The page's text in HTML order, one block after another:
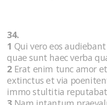
34.
1 Qui vero eos
quae sunt haec verba
2 Erat enim tunc amor
extinctus et via
immo stultitia